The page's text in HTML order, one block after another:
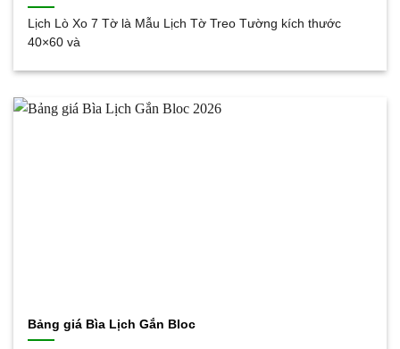
Lịch Lò Xo 7 Tờ là Mẫu Lịch Tờ Treo Tường kích thước
40×60 và
Bảng giá Bìa Lịch Gắn Bloc